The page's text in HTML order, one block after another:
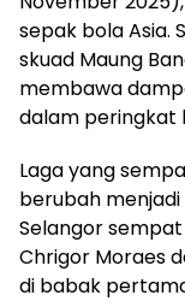
sepak bola Asia.
skuad Maung
membawa
dalam peringkat
Laga yang
berubah
Selangor
Chrigor Moraes
di babak